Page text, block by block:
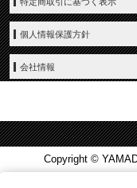
個人情報保護方針
会社情報
Copyright ©